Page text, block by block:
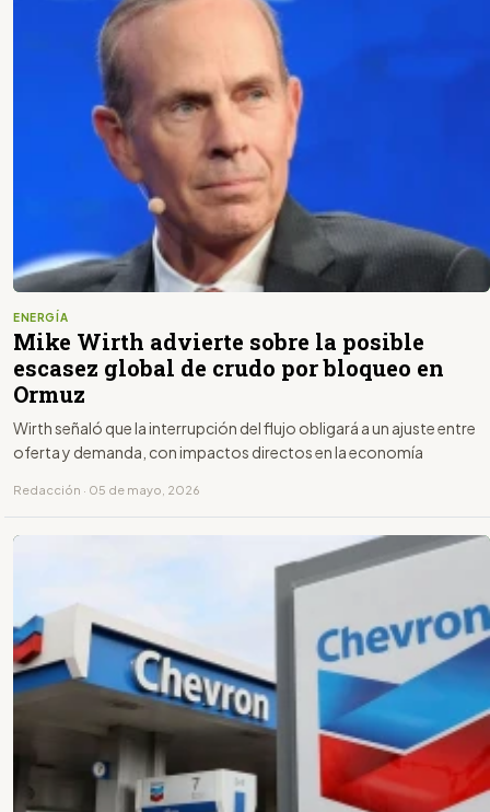
ENERGÍA
Mike Wirth advierte sobre la posible
escasez global de crudo por bloqueo en
Ormuz
Wirth señaló que la interrupción del flujo obligará a un ajuste entre
oferta y demanda, con impactos directos en la economía
Redacción · 05 de mayo, 2026